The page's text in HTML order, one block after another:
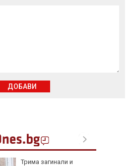
Трима загинали и
ДОБАВИ